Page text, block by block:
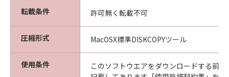
転載条件 許可無く転載不可
圧縮形式 MacOSX標準DISKCOPYツール
使用条件
このソフトウエアをダウンロードする前